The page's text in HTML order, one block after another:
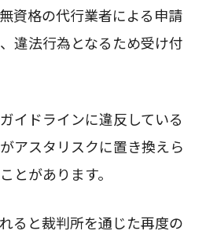
資格の代行業者による申請
違法行為となるため受け付
イドラインに違反している
アスタリスクに置き換えら
とがあります。
ると裁判所を通じた再度の